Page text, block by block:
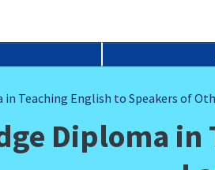
in Teaching English to Speakers of
Diploma